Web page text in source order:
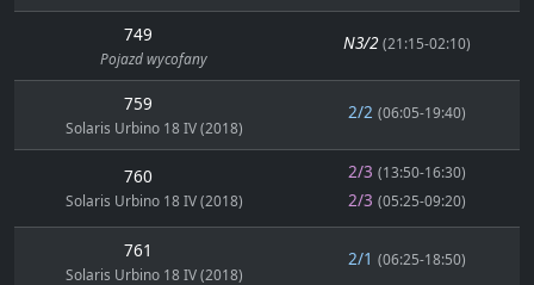
749
Pojazd wycofany
N3/2 (21:15-02:10)
759
Solaris Urbino 18 IV (2018)
2/2 (06:05-19:40)
760
Solaris Urbino 18 IV (2018)
2/3 (13:50-16:30)
2/3 (05:25-09:20)
761
Solaris Urbino 18 IV (2018)
2/1 (06:25-18:50)